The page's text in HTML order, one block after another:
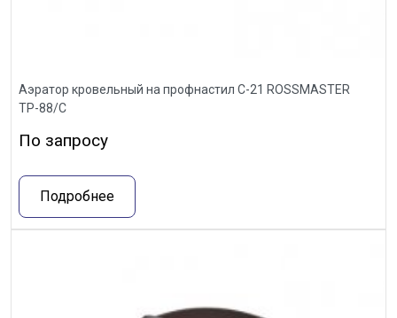
Аэратор кровельный на профнастил С-21 ROSSMASTER
ТР-88/С
По запросу
Подробнее